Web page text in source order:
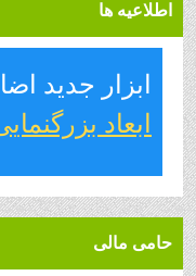
اطلاعیه ها
ابزار جدید
ابعاد بزرگنمایی SVG
حامی مالی